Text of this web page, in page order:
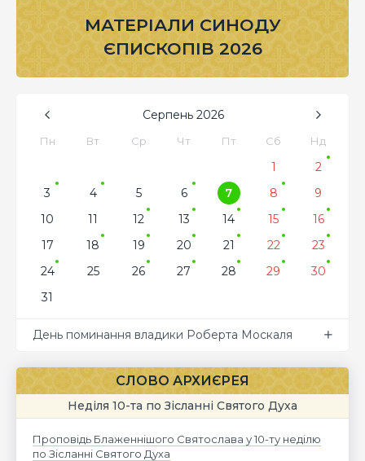
МАТЕРІАЛИ СИНОДУ
ЄПИСКОПІВ 2026
Серпень 2026
Пн Вт Ср Чт Пт Сб Нд
1
2
3
4 5 6 7 8
9
10
11 12 13 14 15
16
17
18 19 20 21 22
23
24
25 26 27 28 29
30
31
День поминання владики Роберта Москаля
СЛОВО АРХИЄРЕЯ
Неділя 10-та по Зісланні Святого Духа
Проповідь Блаженнішого Святослава у 10-ту неділю
по Зісланні Святого Духа